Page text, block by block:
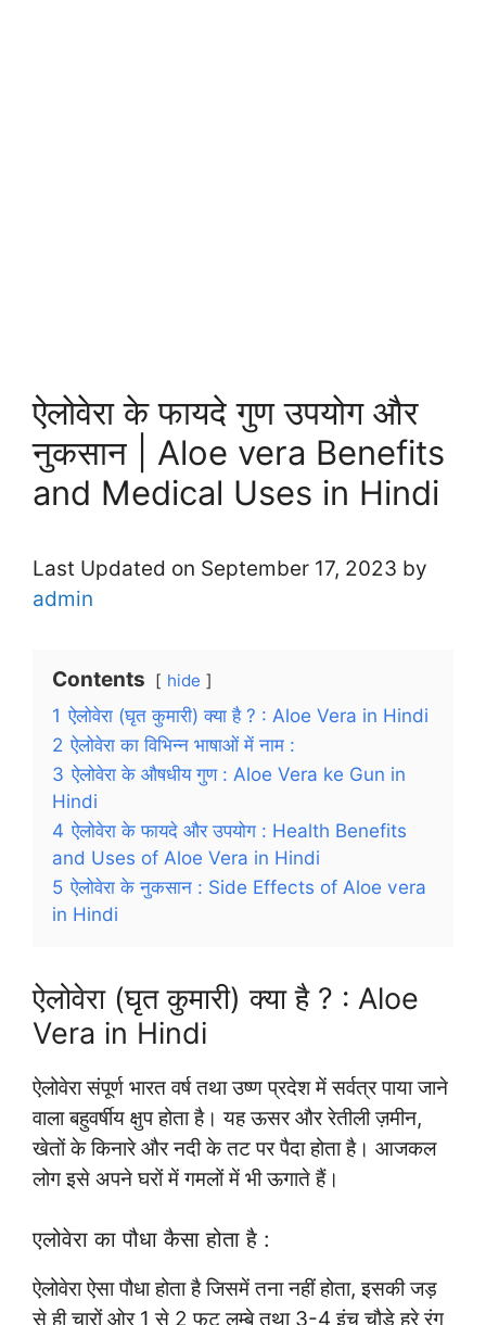
ऐलोवेरा के फायदे गुण उपयोग और
नुकसान | Aloe vera Benefits
and Medical Uses in Hindi
Last Updated on September 17, 2023 by
admin
Contents hide
1 ऐलोवेरा (घृत कुमारी) क्या है ? : Aloe Vera in Hindi
2 ऐलोवेरा का विभिन्न भाषाओं में नाम :
3 ऐलोवेरा के औषधीय गुण : Aloe Vera ke Gun in
Hindi
4 ऐलोवेरा के फायदे और उपयोग : Health Benefits
and Uses of Aloe Vera in Hindi
5 ऐलोवेरा के नुकसान : Side Effects of Aloe vera
in Hindi
ऐलोवेरा (घृत कुमारी) क्या है ? : Aloe
Vera in Hindi
ऐलोवेरा संपूर्ण भारत वर्ष तथा उष्ण प्रदेश में सर्वत्र पाया जाने
वाला बहुवर्षीय क्षुप होता है। यह ऊसर और रेतीली ज़मीन,
खेतों के किनारे और नदी के तट पर पैदा होता है। आजकल
लोग इसे अपने घरों में गमलों में भी ऊगाते हैं।
एलोवेरा का पौधा कैसा होता है :
ऐलोवेरा ऐसा पौधा होता है जिसमें तना नहीं होता, इसकी जड़
से ही चारों ओर 1 से 2 फुट लम्बे तथा 3-4 इंच चौड़े हरे रंग